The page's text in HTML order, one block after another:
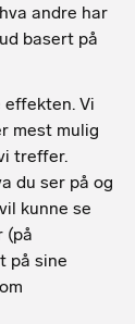
andre har
basert på
effekten. Vi
mest mulig
treffer.
du ser på og
kunne se
(på
på sine